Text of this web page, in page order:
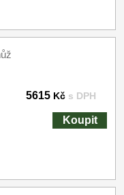
5615 Kč s DPH
Koupit